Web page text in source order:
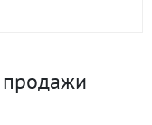
продажи